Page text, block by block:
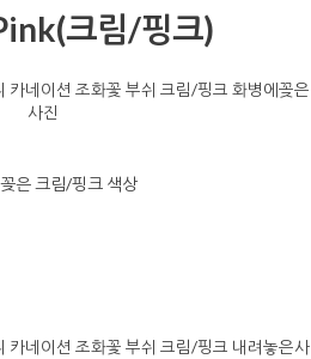
크림/핑크)
은 크림/핑크 색상